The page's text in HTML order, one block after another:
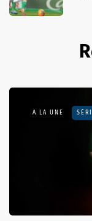
A LA UNE